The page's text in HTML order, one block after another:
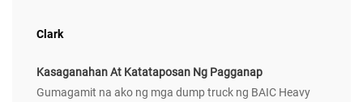
Clark
Kasaganahan At Katataposan Ng Pagganap
Gumagamit na ako ng mga dump truck ng BAIC Heavy